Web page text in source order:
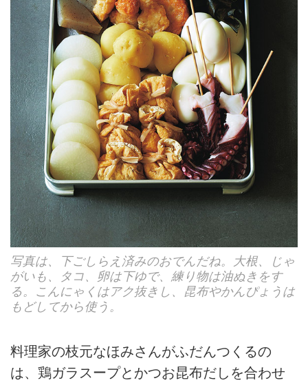
写真は、下ごしらえ済みのおでんだね。大根、じゃ
がいも、タコ、卵は下ゆで、練り物は油ぬきをす
る。こんにゃくはアク抜きし、昆布やかんぴょうは
もどしてから使う。
料理家の枝元なほみさんがふだんつくるの
は、鶏ガラスープとかつお昆布だしを合わせ